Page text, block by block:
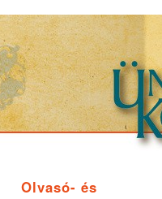
Olvasó- és